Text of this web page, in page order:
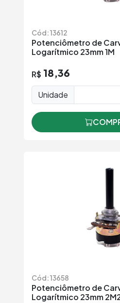
Cód: 13612
Potenciômetro de
Logarítmico 23mm 1M
R$ 18,36
Unidade
Cód: 13658
Potenciômetro de
Logarítmico 23mm